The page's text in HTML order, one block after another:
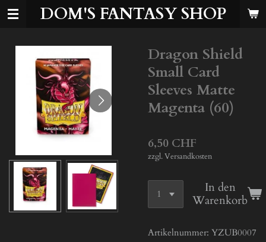
Zum
DOM'S FANTASY SHOP
Dragon Shield
Small Card
Sleeves Matte
Magenta (60)
6,50 CHF
zzgl. Versandkosten
In den
Warenkorb
Artikelnummer: YZUB0007